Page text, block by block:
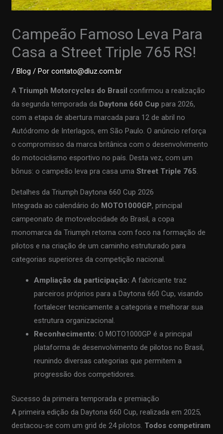
Campeão Famoso Leva Para
Casa a Street Triple 765 RS!
/Blog / Porcontato@dluz.com.br
A Triumph Motorcycles do Brasil confirmou a realização
da segunda temporada da Daytona 660 Cup para 2026,
com a etapa de abertura marcada para 12 de abril no
Autódromo de Interlagos, em São Paulo. O anúncio reforça
o compromisso da marca britânica com o desenvolvimento
do motociclismo esportivo no país. Desta vez, com um
bônus: o campeão leva pra casa umaStreet Triple 765.
Detalhes da Triumph Daytona 660 Cup 2026
Integrada ao calendário do MOTO1000GP, principal
campeonato de motovelocidade do Brasil, a copa
monomarca da Triumph retorna com foco na formação de
pilotos e na criação de um caminho estruturado para
categorias superiores da competição nacional.
Ampliação da participação: A fabricante traz
parceiros próprios para a Daytona 660 Cup, visando
fortalecer tecnicamente a categoria e melhorar sua
estrutura organizacional.
Reconhecimento: O MOTO1000GP é a principal
plataforma de desenvolvimento de pilotos no Brasil,
reunindo diversas categorias que permitem a
progressão dos competidores.
Sucesso da primeira temporada e premiação
A primeira edição da Daytona 660 Cup, realizada em 2025,
destacou-se com um grid de 24 pilotos. Todos competiram